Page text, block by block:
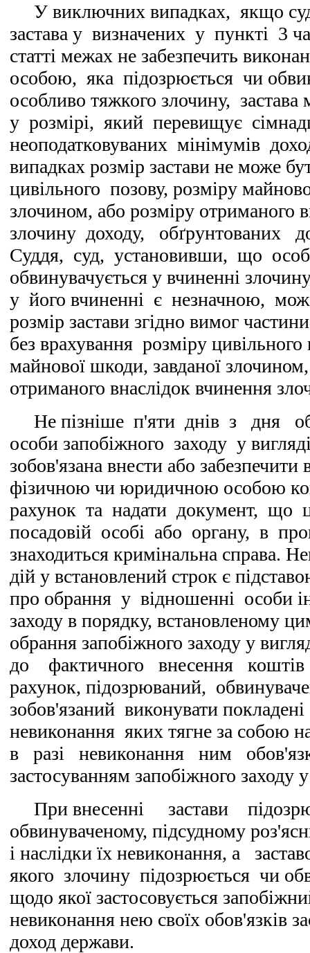
У виключних випадках, якщо
застава у визначених у пункті 3
статті межах не забезпечить
особою, яка підозрюється чи
особливо тяжкого злочину,
у розмірі, який перевищує
неоподатковуваних мінімумів
випадках розмір застави не може
цивільного позову, розміру
злочином, або розміру отриманого
злочину доходу, обґрунтованих
Суддя, суд, установивши, що
обвинувачується у вчиненні
у його вчиненні є незначною,
розмір застави згідно вимог частини
без врахування розміру
майнової шкоди, завданої
отриманого внаслідок вчинення
Не пізніше п'яти днів з дня
особи запобіжного заходу у
зобов'язана внести або
фізичною чи юридичною особою
рахунок та надати документ, що
посадовій особі або органу, в
знаходиться кримінальна справа.
дій у встановлений строк є
про обрання у відношенні особи
заходу в порядку, встановленому
обрання запобіжного заходу у
до фактичного внесення
рахунок, підозрюваний,
зобов'язаний виконувати
невиконання яких тягне за собою
в разі невиконання ним
застосуванням запобіжного заходу
При внесенні застави
обвинуваченому, підсудному
і наслідки їх невиконання, а
якого злочину підозрюється чи
щодо якої застосовується
невиконання нею своїх обов'язків
доход держави.